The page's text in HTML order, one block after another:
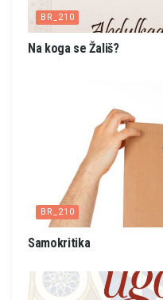
BR_210
Na koga se Žališ?
BR_210
Samokritika